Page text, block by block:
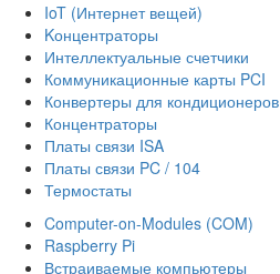
IoT (Интернет вещей)
Kонцентраторы
Интеллектуальные счетчики
Коммуникационные карты PCI
Конвертеры для кондиционеров
Концентраторы
Платы связи ISA
Платы связи PC / 104
Термостаты
Computer-on-Modules (COM)
Raspberry Pi
Встраиваемые компьютеры